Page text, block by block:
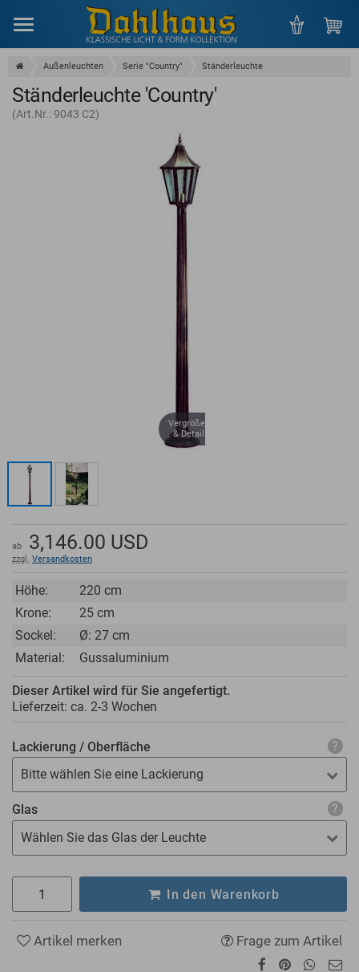
Außenleuchten Serie "Country" Ständerleuchte
Ständerleuchte 'Country'
(Art.Nr.: 9043 C2)
Vergrößern
& Details
ab 3,146.00 USD
zzgl. Versandkosten
Höhe:
220 cm
Krone:
25 cm
Sockel:
Ø: 27 cm
Material:
Gussaluminium
Dieser Artikel wird für Sie angefertigt.
Lieferzeit: ca. 2-3 Wochen
Lackierung / Oberfläche
Bitte wählen Sie eine Lackierung
Glas
Wählen Sie das Glas der Leuchte
In den Warenkorb
Artikel merken Frage zum Artikel